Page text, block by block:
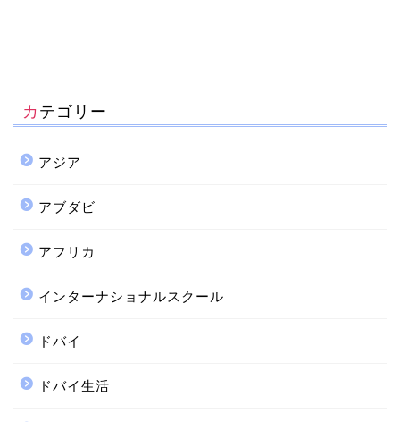
カテゴリー
アジア
アブダビ
アフリカ
インターナショナルスクール
ドバイ
ドバイ生活